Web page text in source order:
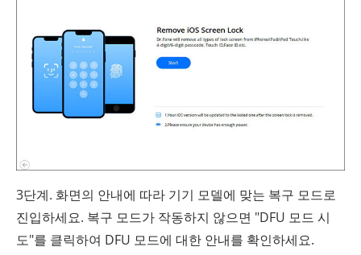
3단계. 화면의 안내에 따라 기기 모델에 맞는 복구 모드로
진입하세요. 복구 모드가 작동하지 않으면 "DFU 모드 시
도"를 클릭하여 DFU 모드에 대한 안내를 확인하세요.